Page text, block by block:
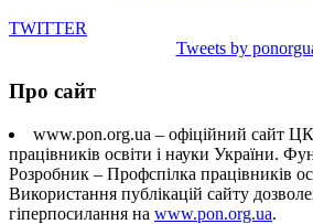
TWITTER
Tweets by
Про сайт
www.pon.org.ua – офіційний сайт
працівників освіти і науки України.
Розробник – Профспілка працівників
Використання публікацій сайту
гіперпосилання на www.pon.org.ua.